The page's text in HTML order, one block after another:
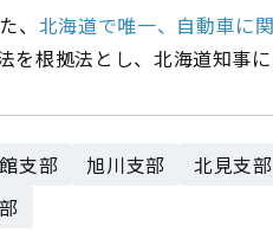
、 北海道で唯一、自動車に
を根拠法とし、北海道知事
支部 旭川支部
北見支部